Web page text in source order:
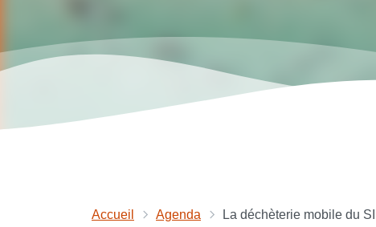
Accueil Agenda La déchèterie mobile du